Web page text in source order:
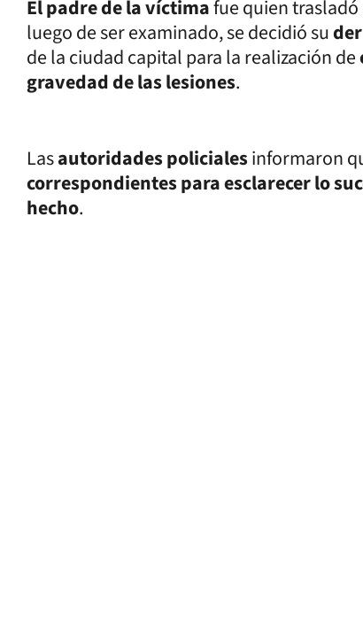
El padre de la víctimafue quien
luego de ser examinado, se decidió su
de la ciudad capital para la realización de
gravedad de las lesiones.
Lasautoridades policialesinformaron
correspondientes para esclarecer lo
hecho.